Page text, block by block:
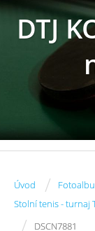
DTJ
Úvod /
Stolní tenis - turnaj
DSCN7881